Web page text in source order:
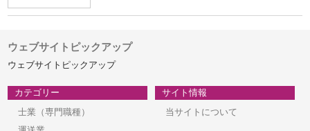
ウェブサイトピックアップ
ウェブサイトピックアップ
カテゴリー
士業（専門職種）
サイト情報
当サイトについて